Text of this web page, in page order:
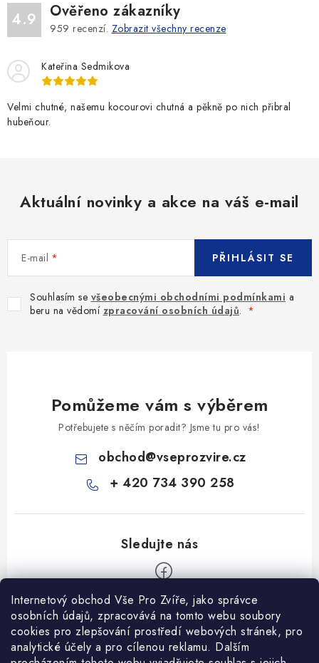
Internetový obchod Vše Pro Zvíře, jako správce
osobních údajů, zpracovává na tomto webu soubory
cookies pro zlepšování prostředí webových stránek, pro
analytické účely a pro cílenou reklamu. Dalším
4.9 Ověřeno zákazníky
959 recenzí. Zobrazit všechny recenze
Kateřina Sedmikova
Velmi chutné, našemu kocourovi chutná a pěkně po nich přibral
hubeňour.
Aktuální novinky a akce na váš e-mail
E-mail
Souhlasím se všeobecnými obchodními podmínkami a
beru na vědomí zpracování osobních údajů.
PŘIHLÁSIT SE
Pomůžeme vám s výběrem
Potřebujete s něčím poradit? Jsme tu pro vás!
obchod@vseprozvire.cz
+ 420 734 390 258
Informace pro Vás